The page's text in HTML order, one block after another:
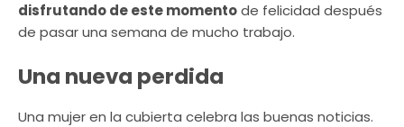
disfrutando de este momentode felicidad después
de pasar una semana de mucho trabajo.
Una nueva perdida
Una mujer en la cubierta celebra las buenas noticias.